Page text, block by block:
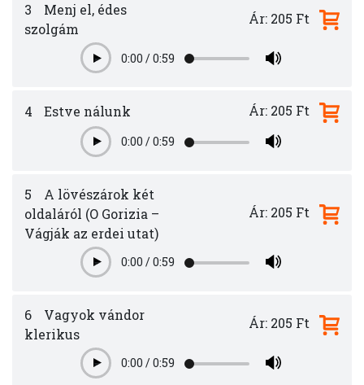
3
Menj el, édes
szolgám
Play0:00 /0:59
Ár: 205 Ft
4 Estve nálunk
Play0:00 /0:59
Ár: 205 Ft
5
A lövészárok két
oldaláról (O Gorizia –
Vágják az erdei utat)
Play0:00 /0:59
Ár: 205 Ft
6
Vagyok vándor
klerikus
Play0:00 /0:59
Ár: 205 Ft